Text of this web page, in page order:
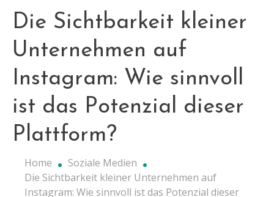
Die Sichtbarkeit kleiner
Unternehmen auf
Instagram: Wie sinnvoll
ist das Potenzial dieser
Plattform?
Home
Soziale Medien
Die Sichtbarkeit kleiner Unternehmen auf
Instagram: Wie sinnvoll ist das Potenzial dieser